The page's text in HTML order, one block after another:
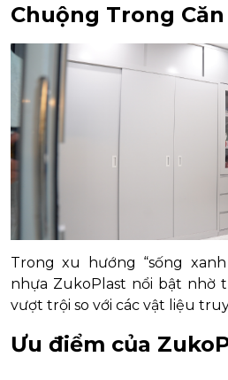
Chuộng Trong
Trong xu hướng “sống
nhựa ZukoPlast nổi bật nhờ
vượt trội so với các vật liệu
Ưu điểm của